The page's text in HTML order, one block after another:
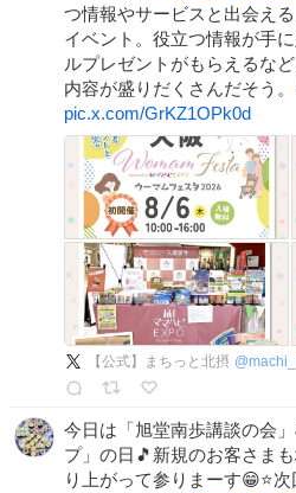
つ情報やサービスと出会え
イベント。役立つ情報が手
ルプレゼントがもらえるな
内容が盛りだくさんだそう。
pic.x.com/GrKZ1OPk0d
【公式】まちっと北摂 @
今日は「旭堂南歩講談の会
プ」の日🎵新規のお客さま
り上がって参りまーす😁⭐️